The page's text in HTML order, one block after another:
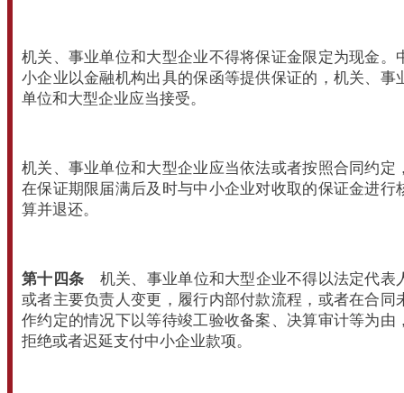
机关、事业单位和大型企业不得将保证金限定为现金。
小企业以金融机构出具的保函等提供保证的，机关、事
单位和大型企业应当接受。
机关、事业单位和大型企业应当依法或者按照合同约定
在保证期限届满后及时与中小企业对收取的保证金进行
算并退还。
第十四条
机关、事业单位和大型企业不得以法定代表
或者主要负责人变更，履行内部付款流程，或者在合同
作约定的情况下以等待竣工验收备案、决算审计等为由
拒绝或者迟延支付中小企业款项。